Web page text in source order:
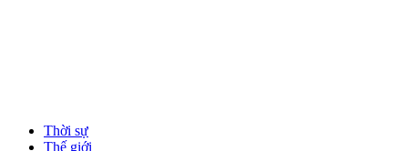
Thời sự
Thế giới